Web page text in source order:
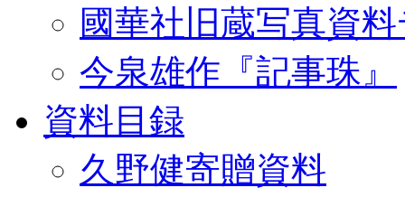
國華社旧蔵写真資
今泉雄作『記事珠』
資料目録
久野健寄贈資料